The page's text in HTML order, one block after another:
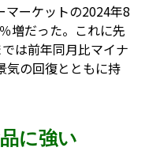
マーケットの2024年8
増だった。これに先
は前年同月比マイナ
気の回復とともに持
に強い